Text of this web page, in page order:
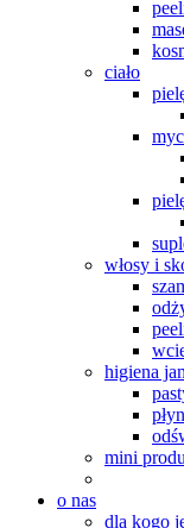
ciało
włosy i
higiena
mini
o nas
dla kogo